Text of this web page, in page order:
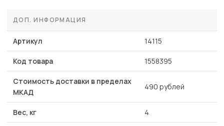
ДОП. ИНФОРМАЦИЯ
Артикул 14115
Код товара 1558395
Стоимость доставки в пределах
МКАД
490 рублей
Вес, кг 4